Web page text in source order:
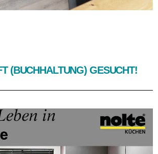
(BUCHHALTUNG) GESUCHT!